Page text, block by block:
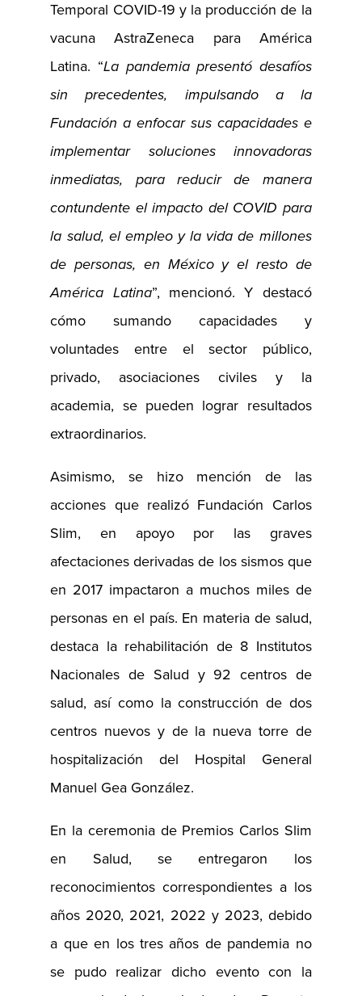
Temporal COVID-19 y la producción de la
vacuna AstraZeneca para América
Latina. “La pandemia presentó desafíos
sin precedentes, impulsando a la
Fundación a enfocar sus capacidades e
implementar soluciones innovadoras
inmediatas, para reducir de manera
contundente el impacto del COVID para
la salud, el empleo y la vida de millones
de personas, en México y el resto de
América Latina”, mencionó. Y destacó
cómo sumando capacidades y
voluntades entre el sector público,
privado, asociaciones civiles y la
academia, se pueden lograr resultados
extraordinarios.
Asimismo, se hizo mención de las
acciones que realizó Fundación Carlos
Slim, en apoyo por las graves
afectaciones derivadas de los sismos que
en 2017 impactaron a muchos miles de
personas en el país. En materia de salud,
destaca la rehabilitación de 8 Institutos
Nacionales de Salud y 92 centros de
salud, así como la construcción de dos
centros nuevos y de la nueva torre de
hospitalización del Hospital General
Manuel Gea González.
En la ceremonia de Premios Carlos Slim
en Salud, se entregaron los
reconocimientos correspondientes a los
años 2020, 2021, 2022 y 2023, debido
a que en los tres años de pandemia no
se pudo realizar dicho evento con la